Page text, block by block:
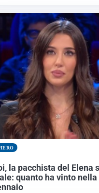
la pacchista del Elena
quanto ha vinto nella